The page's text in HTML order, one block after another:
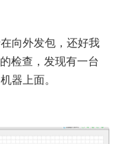
向外发包，还好我
检查，发现有一台
器上面。